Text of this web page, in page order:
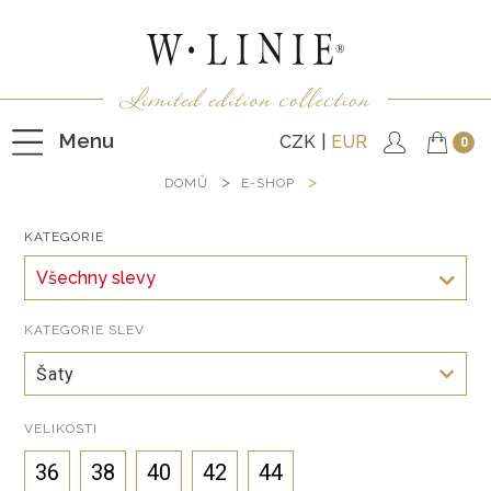
Menu CZK EUR 0
HALENKY
TRIČKA
NEPODŠITÉ KABÁTKY
PODŠITÉ KABÁTKY
KALHOTY
DOMŮ E-SHOP
KATEGORIE
Všechny slevy
KATEGORIE SLEV
Šaty
VELIKOSTI
36 38 40 42 44